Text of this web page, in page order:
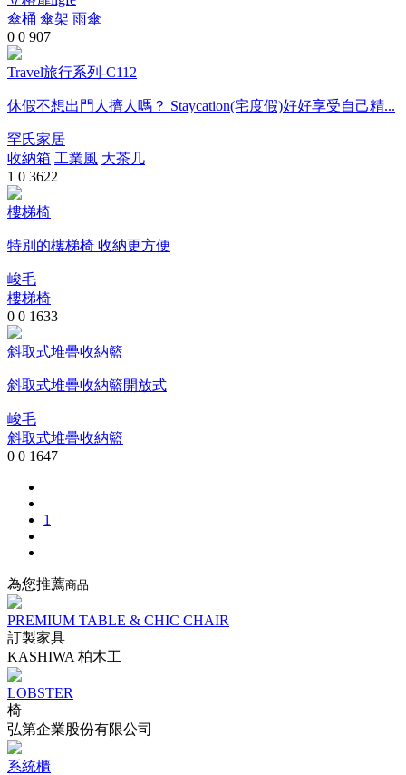
傘桶 傘架 雨傘
0 0 907
Travel旅行系列-C112
休假不想出門人擠人嗎？ Staycation(宅度假)好好享受自己精...
罕氏家居
收納箱 工業風 大茶几
1 0 3622
樓梯椅
特別的樓梯椅 收納更方便
峻毛
樓梯椅
0 0 1633
斜取式堆疊收納籃
斜取式堆疊收納籃開放式
峻毛
斜取式堆疊收納籃
0 0 1647
1
為您推薦商品
PREMIUM TABLE & CHIC CHAIR
訂製家具
KASHIWA 柏木工
LOBSTER
椅
弘第企業股份有限公司
系統櫃